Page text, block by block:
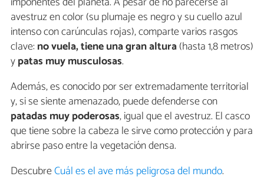
avestruz en color (su plumaje es negro y su cuello azul
intenso con carúnculas rojas), comparte varios rasgos
clave:no vuela, tiene una gran altura(hasta 1,8 metros)
ypatas muy musculosas.
Además, es conocido por ser extremadamente territorial
y, si se siente amenazado, puede defenderse con
patadas muy poderosas, igual que el avestruz. El casco
que tiene sobre la cabeza le sirve como protección y para
abrirse paso entre la vegetación densa.
DescubreCuál es el ave más peligrosa del mundo.